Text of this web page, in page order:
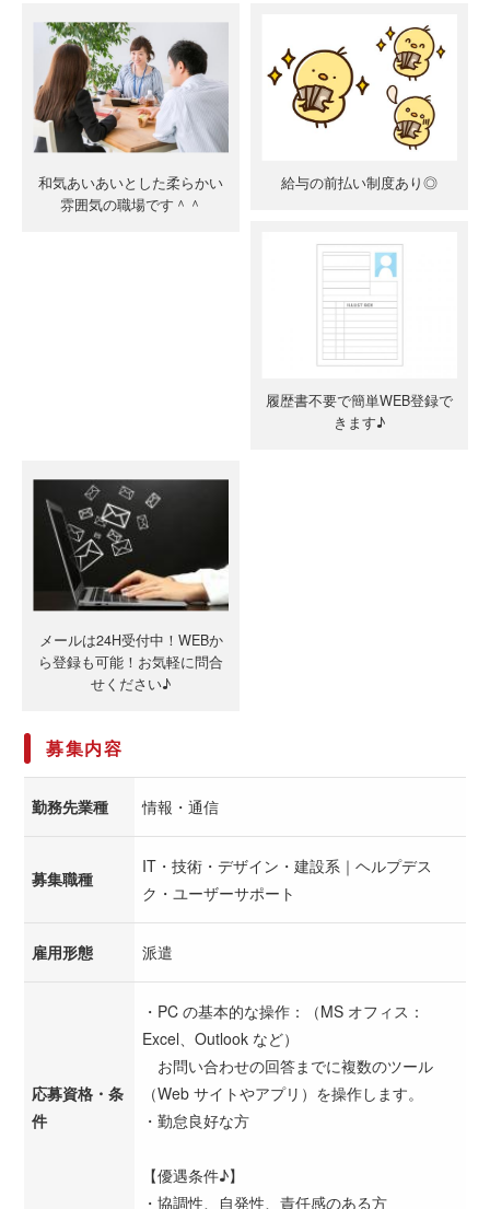
和気あいあいとした柔らかい
雰囲気の職場です＾＾
給与の前払い制度あり◎
履歴書不要で簡単WEB登録で
きます♪
メールは24H受付中！WEBか
ら登録も可能！お気軽に問合
せください♪
募集内容
勤務先業種 情報・通信
募集職種
IT・技術・デザイン・建設系｜ヘルプデス
ク・ユーザーサポート
雇用形態 派遣
応募資格・条
件
・PC の基本的な操作：（MS オフィス：
Excel、Outlook など）
お問い合わせの回答までに複数のツール
（Web サイトやアプリ）を操作します。
・勤怠良好な方
【優遇条件♪】
・協調性、自発性、責任感のある方